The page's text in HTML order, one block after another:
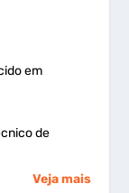
em
de
Veja mais